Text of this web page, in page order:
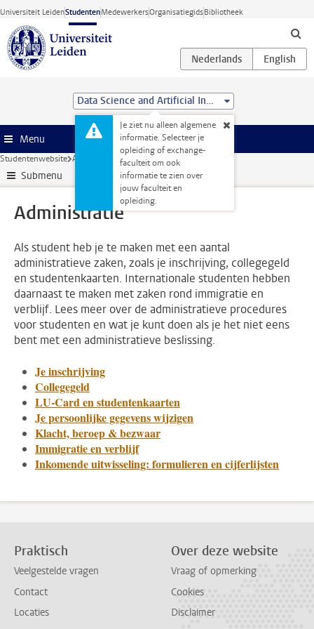
Ga direct naar de inhoud
Universiteit LeidenStudentenMedewerkersOrganisatiegidsBibliotheek
Data Science and Artificial Intelligence (BSc)
Je ziet nu alleen algemene
informatie. Selecteer je
opleiding of exchange-
faculteit om ook
informatie te zien over
jouw faculteit en
opleiding.
Menu
Studentenwebsite Administratie
Submenu
Administratie
Als student heb je te maken met een aantal
administratieve zaken, zoals je inschrijving, collegegeld
en studentenkaarten. Internationale studenten hebben
daarnaast te maken met zaken rond immigratie en
verblijf. Lees meer over de administratieve procedures
voor studenten en wat je kunt doen als je het niet eens
bent met een administratieve beslissing.
Je inschrijving
Collegegeld
LU-Card en studentenkaarten
Je persoonlijke gegevens wijzigen
Klacht, beroep & bezwaar
Immigratie en verblijf
Inkomende uitwisseling: formulieren en cijferlijsten
Praktisch
Veelgestelde vragen
Contact
Locaties
Over deze website
Vraag of opmerking
Cookies
Disclaimer